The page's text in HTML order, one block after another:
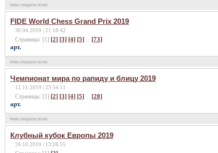
тема открыта всем
FIDE World Chess Grand Prix 2019
30.04.2019 | 21:18:42
Страницы: [1] [2] [3] [4] [5] ... [73]
арт.
тема открыта всем
Чемпионат мира по рапиду и блицу 2019
12.11.2019 | 23:54:11
Страницы: [1] [2] [3] [4] [5] ... [28]
арт.
тема открыта всем
Клубный кубок Европы 2019
26.10.2019 | 13:28:55